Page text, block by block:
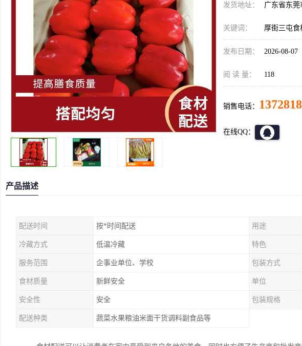
发货地址： 广东省东
关键词： 厚街三屯食
发布日期： 2026-08-07
阅 读 量： 118
销售电话：
在线QQ：
产品描述
配送时间 按*时间配送 用途
冷藏方式 低温冷藏 特色
服务范围 企事业单位、学校 包装方式
食材质量 新鲜安全 单位
安全性 安全 包装规格
配送种类 蔬菜水果粮油米面干货调料副食品等